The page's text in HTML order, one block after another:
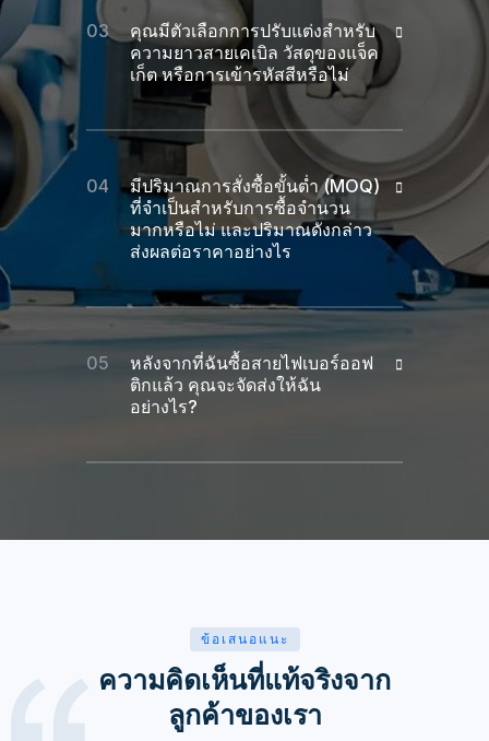
คุณมีตัวเลือกการปรับแต่งสำหรับ
ความยาวสายเคเบิล วัสดุของแจ็ค
เก็ต หรือการเข้ารหัสสีหรือไม่
มีปริมาณการสั่งซื้อขั้นต่ำ (MOQ)
ที่จำเป็นสำหรับการซื้อจำนวน
มากหรือไม่ และปริมาณดังกล่าว
ส่งผลต่อราคาอย่างไร
หลังจากที่ฉันซื้อสายไฟเบอร์ออฟ
ติกแล้ว คุณจะจัดส่งให้ฉัน
อย่างไร?
ข้อเสนอแนะ
ความคิดเห็นที่แท้จริงจาก
ลูกค้าของเรา